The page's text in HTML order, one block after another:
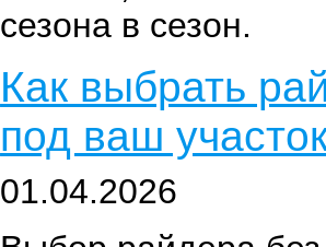
сезона в сезон.
Как выбрать
под ваш
01.04.2026